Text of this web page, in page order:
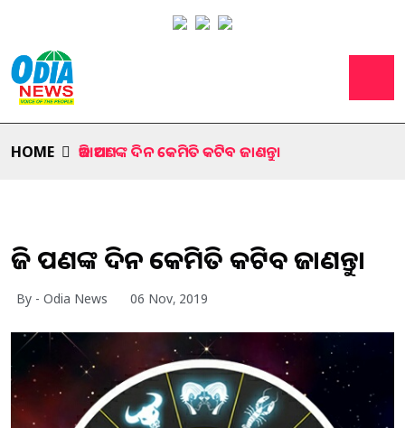
HOME ଆଜି ଆପଣଙ୍କ ଦିନ କେମିତି କଟିବ ଜାଣନ୍ତୁ।
ଆଜି ଆପଣଙ୍କ ଦିନ କେମିତି କଟିବ ଜାଣନ୍ତୁ।
By - Odia News 06 Nov, 2019